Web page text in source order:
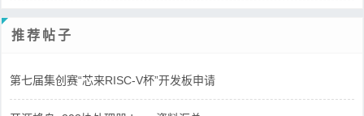
推荐帖子
第七届集创赛“芯来RISC-V杯”开发板申请